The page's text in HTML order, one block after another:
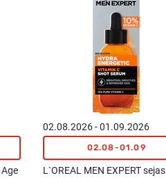
02.08.2026 - 01.09.2026
02.08-01.09
L`OREAL MEN EXPERT sejas